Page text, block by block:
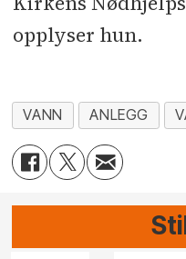
opplyser hun.
VANN ANLEGG